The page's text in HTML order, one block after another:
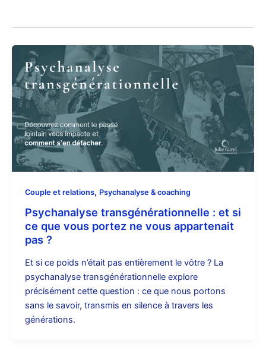
Couple et relations, Psychanalyse & coaching
Psychanalyse transgénérationnelle : et si
ce que vous portez ne vous appartenait
pas ?
Et si ce poids n’était pas entièrement le vôtre ? La
psychanalyse transgénérationnelle explore
précisément cette question : ce que nous portons
sans le savoir, transmis en silence à travers les
générations.